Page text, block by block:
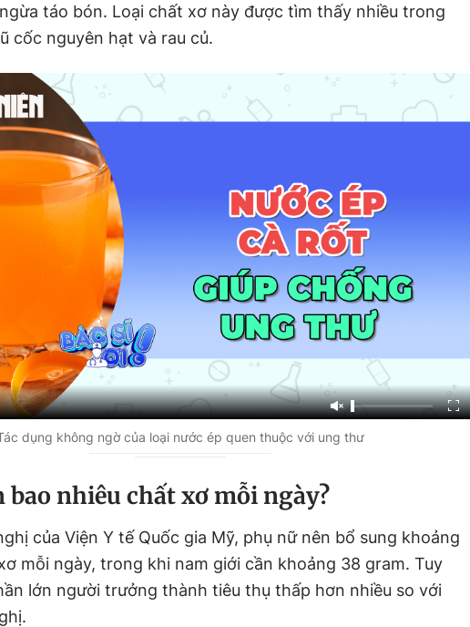
táo bón. Loại chất xơ này được tìm thấy nhiều trong
cốc nguyên hạt và rau củ.
dụng không ngờ của loại nước ép quen thuộc với ung thư
bao nhiêu chất xơ mỗi ngày?
của Viện Y tế Quốc gia Mỹ, phụ nữ nên bổ sung khoảng
mỗi ngày, trong khi nam giới cần khoảng 38 gram. Tuy
lớn người trưởng thành tiêu thụ thấp hơn nhiều so với